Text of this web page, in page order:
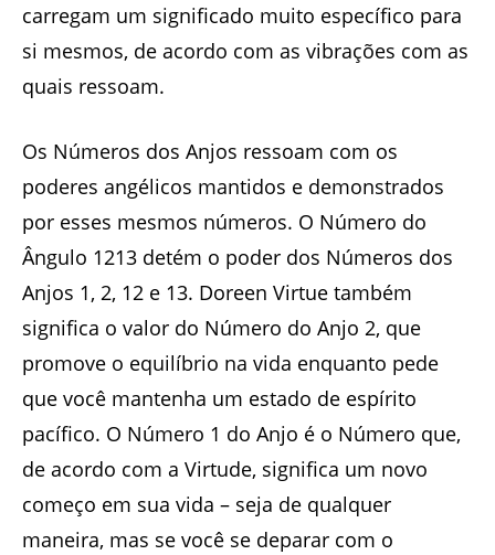
carregam um significado muito específico para
si mesmos, de acordo com as vibrações com as
quais ressoam.
Os Números dos Anjos ressoam com os
poderes angélicos mantidos e demonstrados
por esses mesmos números. O Número do
Ângulo 1213 detém o poder dos Números dos
Anjos 1, 2, 12 e 13. Doreen Virtue também
significa o valor do Número do Anjo 2, que
promove o equilíbrio na vida enquanto pede
que você mantenha um estado de espírito
pacífico. O Número 1 do Anjo é o Número que,
de acordo com a Virtude, significa um novo
começo em sua vida – seja de qualquer
maneira, mas se você se deparar com o